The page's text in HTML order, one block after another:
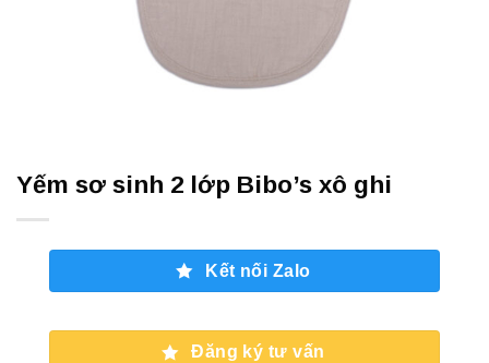
Yếm sơ sinh 2 lớp Bibo’s xô ghi
Kết nối Zalo
Đăng ký tư vấn